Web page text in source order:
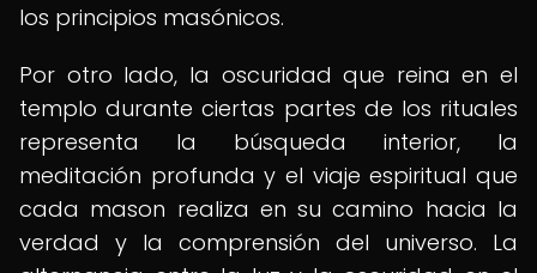
los principios masónicos.
Por otro lado, la oscuridad que reina en el
templo durante ciertas partes de los rituales
representa la búsqueda interior, la
meditación profunda y el viaje espiritual que
cada mason realiza en su camino hacia la
verdad y la comprensión del universo. La